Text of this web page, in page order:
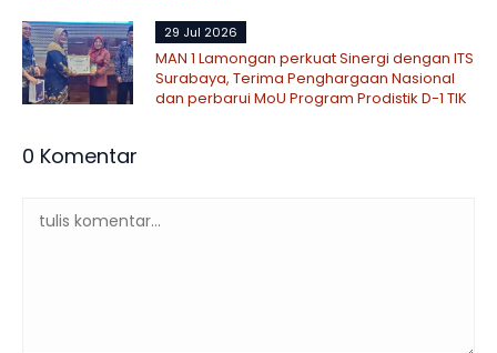
29 Jul 2026
MAN 1 Lamongan perkuat Sinergi dengan ITS
Surabaya, Terima Penghargaan Nasional
dan perbarui MoU Program Prodistik D-1 TIK
0 Komentar